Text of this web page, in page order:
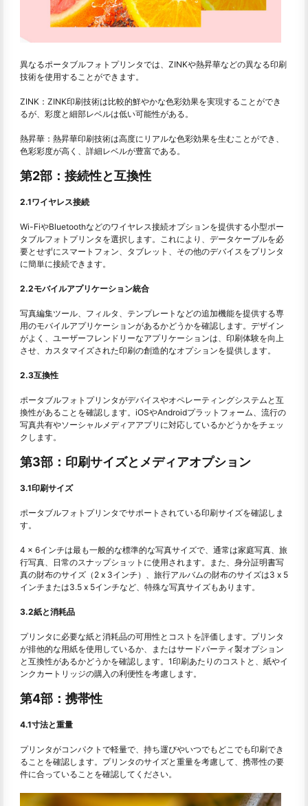
異なるポータブルフォトプリンタでは、ZINKや熱昇華などの異なる印刷
技術を使用することができます。
ZINK：ZINK印刷技術は比較的鮮やかな色彩効果を実現することができ
るが、彩度と細部レベルは低い可能性がある。
熱昇華：熱昇華印刷技術は高度にリアルな色彩効果を生むことができ、
色彩彩度が高く、詳細レベルが豊富である。
第2部：接続性と互換性
2.1ワイヤレス接続
Wi-FiやBluetoothなどのワイヤレス接続オプションを提供する小型ポー
タブルフォトプリンタを選択します。これにより、データケーブルを必
要とせずにスマートフォン、タブレット、その他のデバイスをプリンタ
に簡単に接続できます。
2.2モバイルアプリケーション統合
写真編集ツール、フィルタ、テンプレートなどの追加機能を提供する専
用のモバイルアプリケーションがあるかどうかを確認します。デザイン
がよく、ユーザーフレンドリーなアプリケーションは、印刷体験を向上
させ、カスタマイズされた印刷の創造的なオプションを提供します。
2.3互換性
ポータブルフォトプリンタがデバイスやオペレーティングシステムと互
換性があることを確認します。iOSやAndroidプラットフォーム、流行の
写真共有やソーシャルメディアアプリに対応しているかどうかをチェッ
クします。
第3部：印刷サイズとメディアオプション
3.1印刷サイズ
ポータブルフォトプリンタでサポートされている印刷サイズを確認しま
す。
4 x 6インチは最も一般的な標準的な写真サイズで、通常は家庭写真、旅
行写真、日常のスナップショットに使用されます。また、身分証明書写
真の財布のサイズ（2 x 3インチ）、旅行アルバムの財布のサイズは3 x 5
インチまたは3.5 x 5インチなど、特殊な写真サイズもあります。
3.2紙と消耗品
プリンタに必要な紙と消耗品の可用性とコストを評価します。プリンタ
が排他的な用紙を使用しているか、またはサードパーティ製オプション
と互換性があるかどうかを確認します。1印刷あたりのコストと、紙やイ
ンクカートリッジの購入の利便性を考慮します。
第4部：携帯性
4.1寸法と重量
プリンタがコンパクトで軽量で、持ち運びやいつでもどこでも印刷でき
ることを確認します。プリンタのサイズと重量を考慮して、携帯性の要
件に合っていることを確認してください。